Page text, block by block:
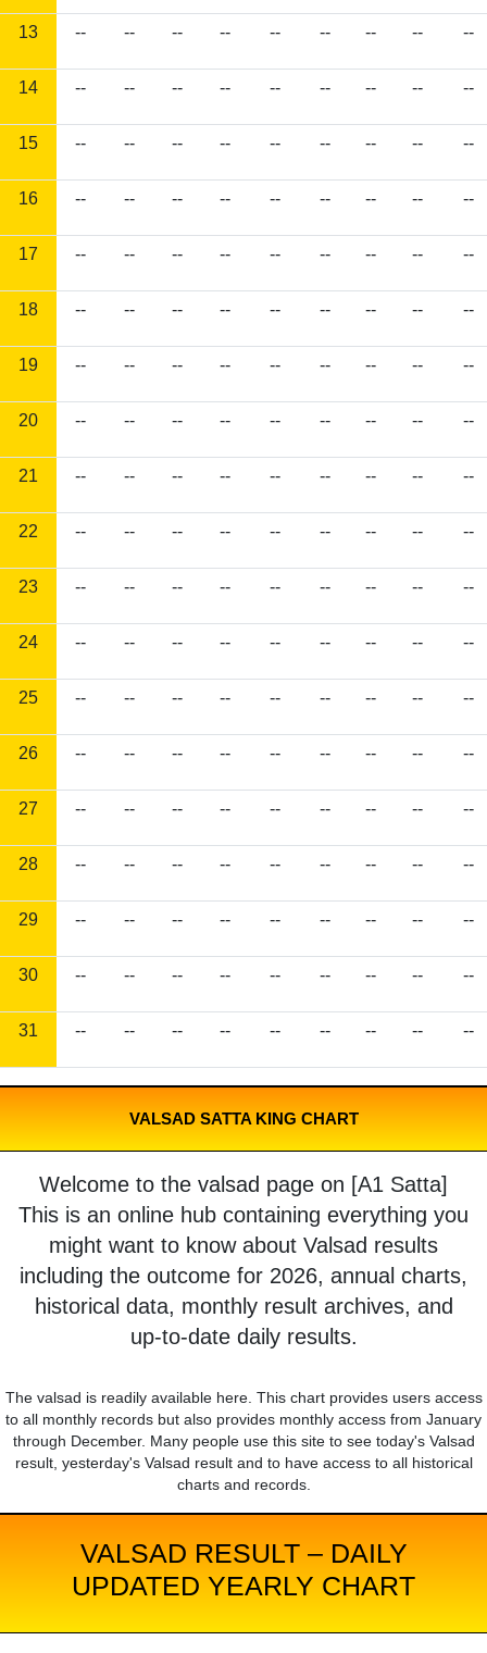
13 -- -- -- -- -- -- -- -- --
14 -- -- -- -- -- -- -- -- --
15 -- -- -- -- -- -- -- -- --
16 -- -- -- -- -- -- -- -- --
17 -- -- -- -- -- -- -- -- --
18 -- -- -- -- -- -- -- -- --
19 -- -- -- -- -- -- -- -- --
20 -- -- -- -- -- -- -- -- --
21 -- -- -- -- -- -- -- -- --
22 -- -- -- -- -- -- -- -- --
23 -- -- -- -- -- -- -- -- --
24 -- -- -- -- -- -- -- -- --
25 -- -- -- -- -- -- -- -- --
26 -- -- -- -- -- -- -- -- --
27 -- -- -- -- -- -- -- -- --
28 -- -- -- -- -- -- -- -- --
29 -- -- -- -- -- -- -- -- --
30 -- -- -- -- -- -- -- -- --
31 -- -- -- -- -- -- -- -- --
VALSAD SATTA KING CHART
Welcome to the valsad page on [A1 Satta]
This is an online hub containing everything you
might want to know about Valsad results
including the outcome for 2026, annual charts,
historical data, monthly result archives, and
up-to-date daily results.
The valsad is readily available here. This chart provides users access
to all monthly records but also provides monthly access from January
through December. Many people use this site to see today's Valsad
result, yesterday's Valsad result and to have access to all historical
charts and records.
VALSAD RESULT – DAILY
UPDATED YEARLY CHART